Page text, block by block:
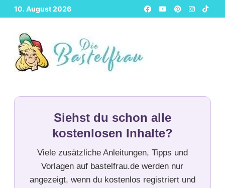
Zurück
zum
Inhalt
10. August 2026
Siehst du schon alle
kostenlosen Inhalte?
Viele zusätzliche Anleitungen, Tipps und
Vorlagen auf bastelfrau.de werden nur
angezeigt, wenn du kostenlos registriert und